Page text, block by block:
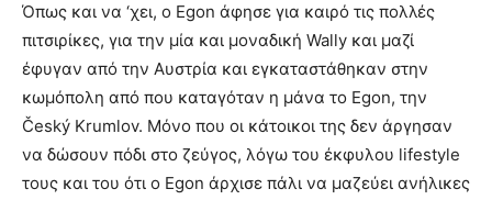
Όπως και να ‘χει, ο Egon άφησε για καιρό τις πολλές
πιτσιρίκες, για την μία και μοναδική Wally και μαζί
έφυγαν από την Αυστρία και εγκαταστάθηκαν στην
κωμόπολη από που καταγόταν η μάνα το Egon, την
Český Krumlov. Μόνο που οι κάτοικοι της δεν άργησαν
να δώσουν πόδι στο ζεύγος, λόγω του έκφυλου lifestyle
τους και του ότι ο Egon άρχισε πάλι να μαζεύει ανήλικες